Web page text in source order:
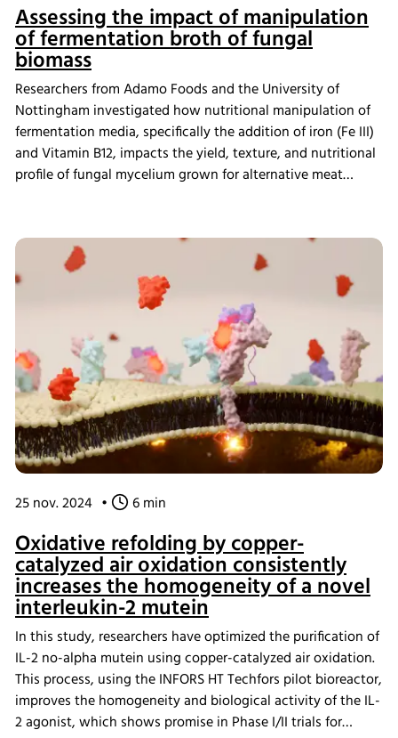
Assessing the impact of manipulation
of fermentation broth of fungal
biomass
Researchers from Adamo Foods and the University of
Nottingham investigated how nutritional manipulation of
fermentation media, specifically the addition of iron (Fe III)
and Vitamin B12, impacts the yield, texture, and nutritional
profile of fungal mycelium grown for alternative meat
and observed significant increases in bioaccumulation of
iron and B12, with up to 97% terephthalic acid yield
sustained across multiple cycles. Sensory testing of
biomass processed into steaks also revealed changes in
texture and flavor, highlighting the importance of
bioreactor-based media optimization for developing high-
quality, reproducible mycelium-based products.
25 nov. 2024 • 6 min
Oxidative refolding by copper-
catalyzed air oxidation consistently
increases the homogeneity of a novel
interleukin-2 mutein
In this study, researchers have optimized the purification of
IL-2 no-alpha mutein using copper-catalyzed air oxidation.
This process, using the INFORS HT Techfors pilot bioreactor,
improves the homogeneity and biological activity of the IL-
2 agonist, which shows promise in Phase I/II trials for